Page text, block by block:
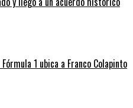
1 ubica a Franco Colapinto